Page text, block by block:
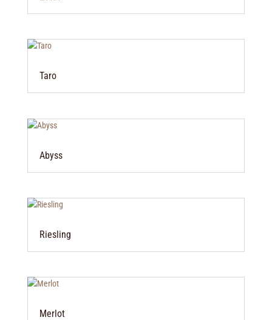
Taro
Abyss
Riesling
Merlot